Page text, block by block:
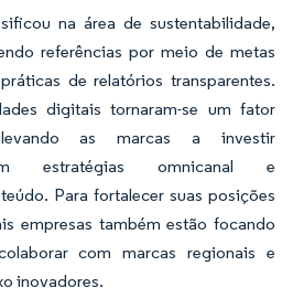
na área de sustentabilidade,
referências por meio de metas
de relatórios transparentes.
digitais tornaram-se um fator
as marcas a investir
estratégias omnicanal e
Para fortalecer suas posições
empresas também estão focando
com marcas regionais e
inovadores.